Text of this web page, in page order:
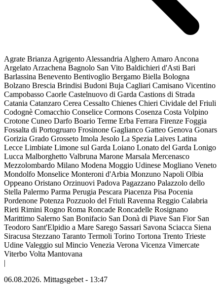
Agrate Brianza Agrigento Alessandria Alghero Amaro Ancona
Argelato Arzachena Bagnolo San Vito Baldichieri d'Asti Bari
Barlassina Benevento Bentivoglio Bergamo Biella Bologna
Bolzano Brescia Brindisi Budoni Buja Cagliari Camisano Vicentino
Campobasso Caorle Castelnuovo di Garda Castions di Strada
Catania Catanzaro Cerea Cessalto Chienes Chieri Cividale del Friuli
Codognè Comacchio Conselice Cormons Cosenza Costa Volpino
Crotone Cuneo Darfo Boario Terme Erba Ferrara Firenze Foggia
Fossalta di Portogruaro Frosinone Gaglianco Gatteo Genova Gonars
Gorizia Grado Grosseto Imola Jesolo La Spezia Laives Latina
Lecce Limbiate Limone sul Garda Loiano Lonato del Garda Lonigo
Lucca Malborghetto Valbruna Marone Marsala Mercenasco
Mezzolombardo Milano Modena Moggio Udinese Mogliano Veneto
Mondolfo Monselice Monteroni d'Arbia Monzuno Napoli Olbia
Oppeano Oristano Orzinuovi Padova Pagazzano Palazzolo dello
Stella Palermo Parma Perugia Pescara Piacenza Pisa Pocenia
Pordenone Potenza Pozzuolo del Friuli Ravenna Reggio Calabria
Rieti Rimini Rogno Roma Roncade Roncadelle Rosignano
Marittimo Salerno San Bonifacio San Donà di Piave San Fior San
Teodoro Sant'Elpidio a Mare Sarego Sassari Savona Sciacca Siena
Siracusa Stezzano Taranto Termoli Torino Tortona Trento Trieste
Udine Valeggio sul Mincio Venezia Verona Vicenza Vimercate
Viterbo Volta Mantovana
|
06.08.2026. Mittagsgebet - 13:47